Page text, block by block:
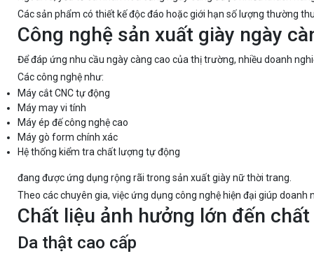
Các sản phẩm có thiết kế độc đáo hoặc giới hạn số lượng thường
Công nghệ sản xuất giày ngày
Để đáp ứng nhu cầu ngày càng cao của thị trường, nhiều doanh
Các công nghệ như:
Máy cắt CNC tự động
Máy may vi tính
Máy ép đế công nghệ cao
Máy gò form chính xác
Hệ thống kiểm tra chất lượng tự động
đang được ứng dụng rộng rãi trong sản xuất giày nữ thời trang.
Theo các chuyên gia, việc ứng dụng công nghệ hiện đại giúp
Chất liệu ảnh hưởng lớn đến
Da thật cao cấp